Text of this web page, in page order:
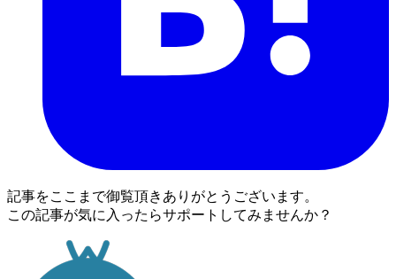
記事をここまで御覧頂きありがとうございます。
この記事が気に入ったらサポートしてみませんか？